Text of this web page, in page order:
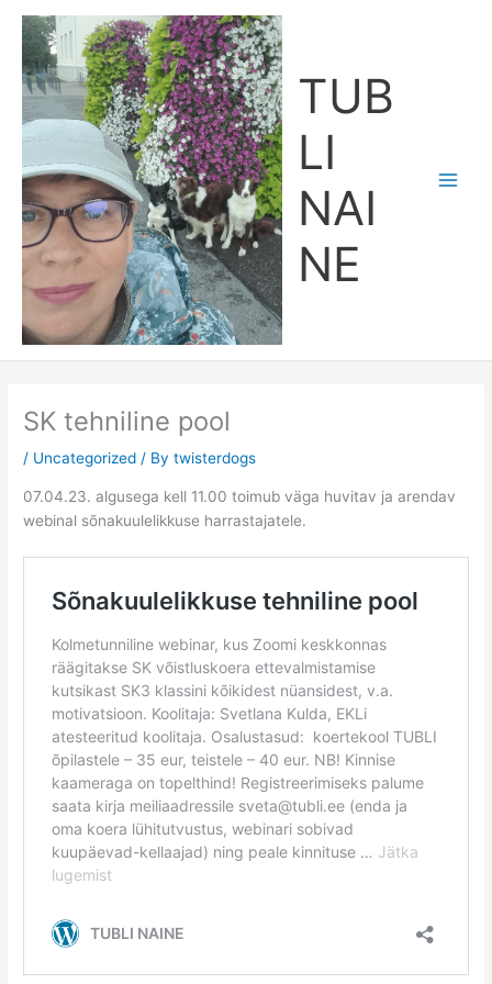
content
TUB
LI
NAI
NE
SK tehniline pool
/ Uncategorized / Bytwisterdogs
07.04.23. algusega kell 11.00 toimub väga huvitav ja arendav
webinal sõnakuulelikkuse harrastajatele.